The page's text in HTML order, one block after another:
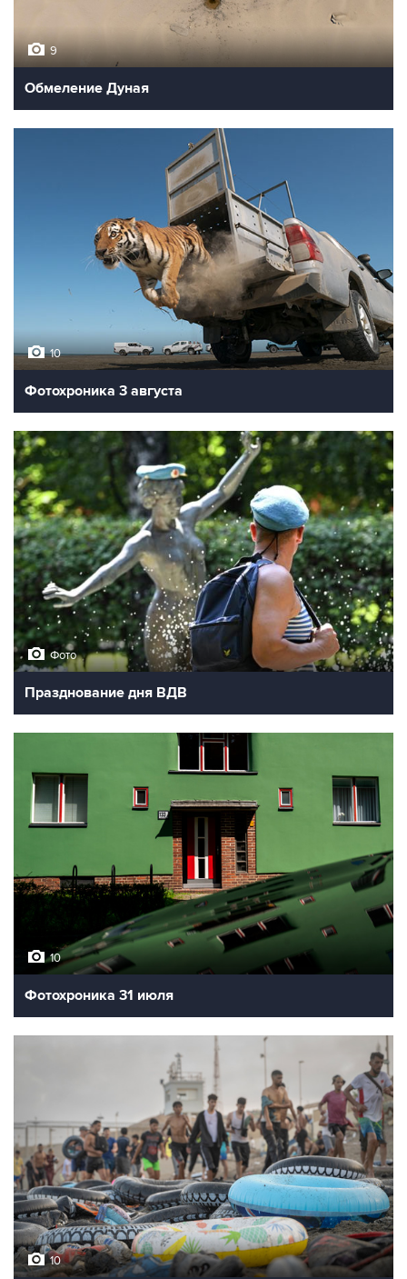
9
Обмеление Дуная
10
Фотохроника 3 августа
Фото
Празднование дня ВДВ
10
Фотохроника 31 июля
10